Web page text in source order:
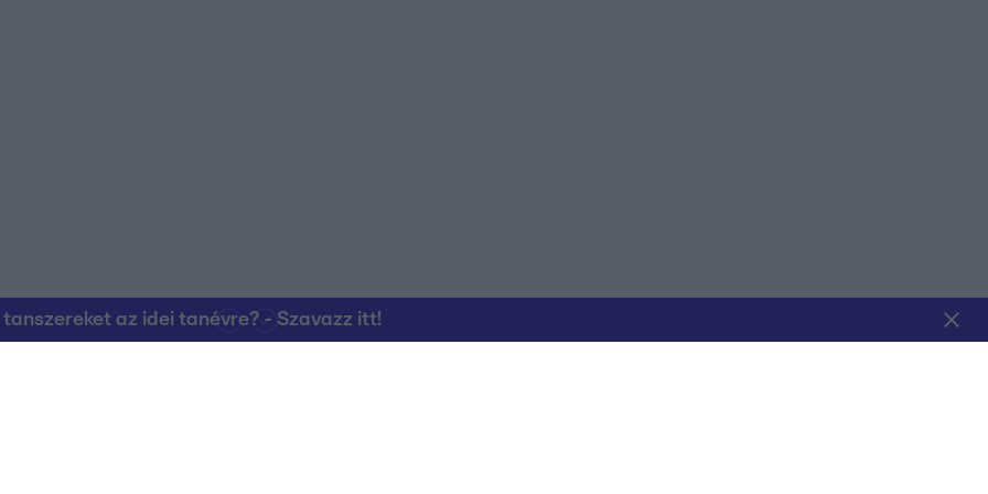
az idei tanévre? - Szavazz itt!